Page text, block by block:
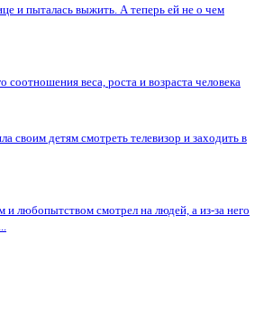
и пыталась выжить. А теперь ей не о чем
соотношения веса, роста и возраста человека
своим детям смотреть телевизор и заходить в
и любопытством смотрел на людей, а из-за него